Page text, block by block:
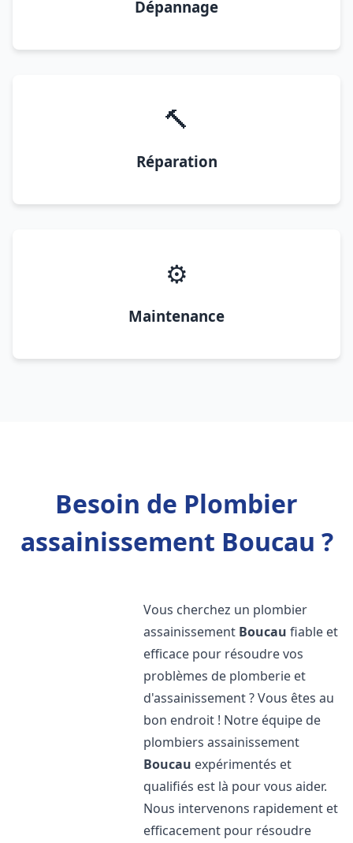
Dépannage
🔨
Réparation
⚙️
Maintenance
Besoin de Plombier
assainissement Boucau ?
Vous cherchez un plombier
assainissement Boucau fiable et
efficace pour résoudre vos
problèmes de plomberie et
d'assainissement ? Vous êtes au
bon endroit ! Notre équipe de
plombiers assainissement
Boucau expérimentés et
qualifiés est là pour vous aider.
Nous intervenons rapidement et
efficacement pour résoudre